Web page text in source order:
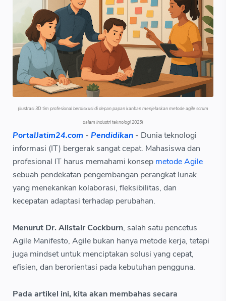
(Ilustrasi 3D tim profesional berdiskusi di depan papan kanban menjelaskan metode agile scrum
dalam industri teknologi 2025)
PortalJatim24.com - Pendidikan - Dunia teknologi
informasi (IT) bergerak sangat cepat. Mahasiswa dan
profesional IT harus memahami konsep metode Agile
sebuah pendekatan pengembangan perangkat lunak
yang menekankan kolaborasi, fleksibilitas, dan
kecepatan adaptasi terhadap perubahan.
Menurut Dr. Alistair Cockburn, salah satu pencetus
Agile Manifesto, Agile bukan hanya metode kerja, tetapi
juga mindset untuk menciptakan solusi yang cepat,
efisien, dan berorientasi pada kebutuhan pengguna.
Pada artikel ini, kita akan membahas secara